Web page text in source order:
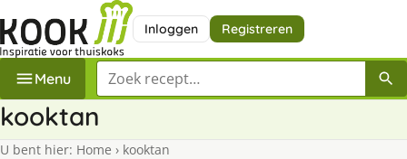
Inloggen Registreren
Menu Zoek een recept
kooktan
U bent hier: Home › kooktan